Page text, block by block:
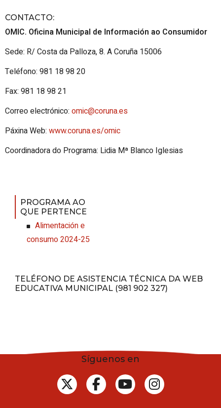
CONTACTO:
OMIC. Oficina Municipal de Información ao Consumidor
Sede: R/ Costa da Palloza, 8. A Coruña 15006
Teléfono: 981 18 98 20
Fax: 981 18 98 21
Correo electrónico: omic@coruna.es
Páxina Web: www.coruna.es/omic
Coordinadora do Programa: Lidia Mª Blanco Iglesias
PROGRAMA AO
QUE PERTENCE
Alimentación e
consumo 2024-25
TELÉFONO DE ASISTENCIA TÉCNICA DA WEB
EDUCATIVA MUNICIPAL (981 902 327)
Síguenos en